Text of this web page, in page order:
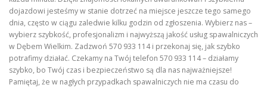
dojazdowi jesteśmy w stanie dotrzeć na miejsce jeszcze tego samego
dnia, często w ciągu zaledwie kilku godzin od zgłoszenia. Wybierz nas –
wybierz szybkość, profesjonalizm i najwyższą jakość usług spawalniczych
w Dębem Wielkim. Zadzwoń 570 933 114 i przekonaj się, jak szybko
potrafimy działać. Czekamy na Twój telefon 570 933 114 – działamy
szybko, bo Twój czas i bezpieczeństwo są dla nas najważniejsze!
Pamiętaj, że w nagłych przypadkach spawalniczych nie ma czasu do